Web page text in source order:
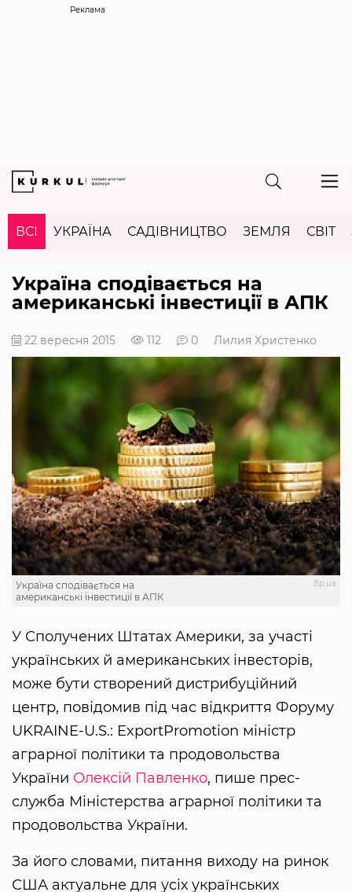
Реклама
ВСІ УКРАЇНА САДІВНИЦТВО ЗЕМЛЯ СВІТ
Україна сподівається на
американські інвестиції в АПК
22 вересня 2015 112 0 Лилия Христенко
Вp.ua
Україна сподівається на
американські інвестиції в АПК
У Сполучених Штатах Америки, за участі
українських й американських інвесторів,
може бути створений дистрибуційний
центр, повідомив під час відкриття Форуму
UKRAINE-U.S.: ExportPromotion міністр
аграрної політики та продовольства
України Олексій Павленко, пише прес-
служба Міністерства аграрної політики та
продовольства України.
За його словами, питання виходу на ринок
США актуальне для усіх українських